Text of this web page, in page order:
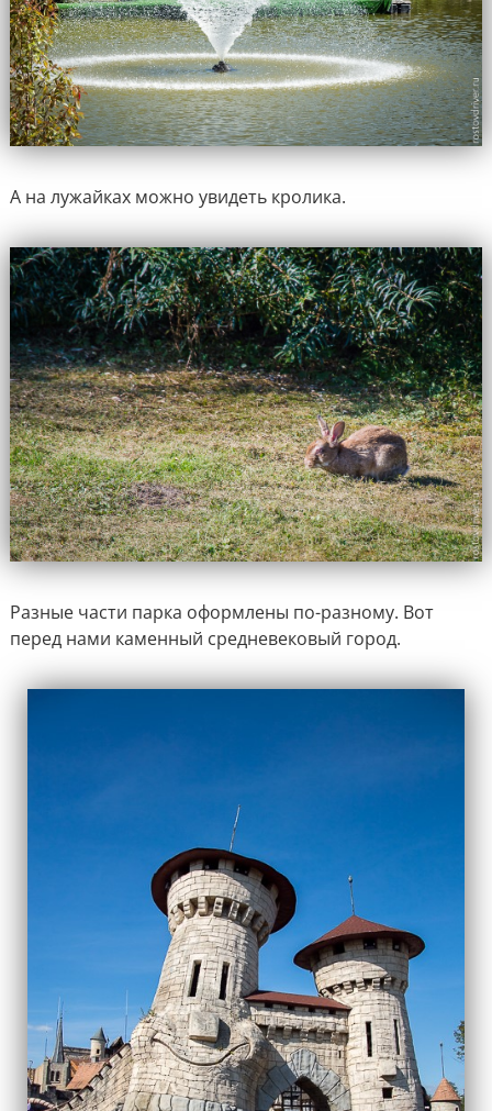
А на лужайках можно увидеть кролика.
Разные части парка оформлены по-разному. Вот
перед нами каменный средневековый город.